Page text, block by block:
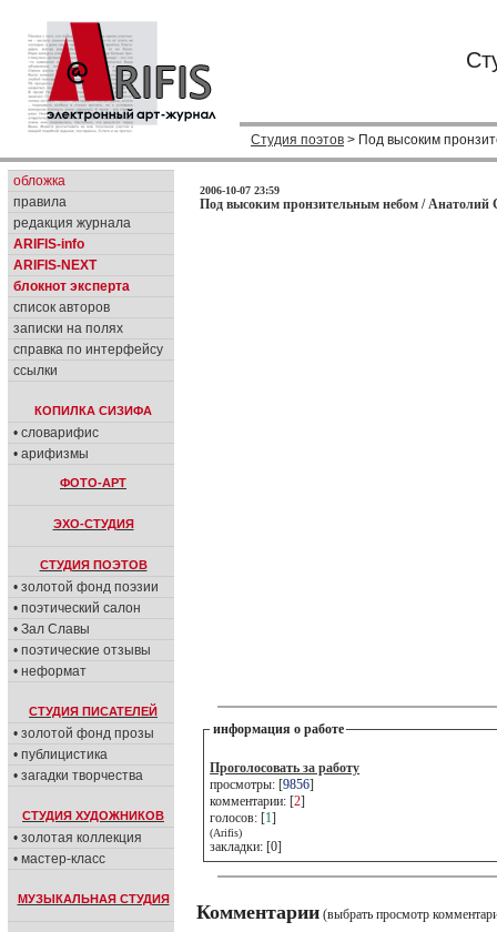
Студия поэтов > Под высоким
обложка
правила
редакция журнала
ARIFIS-info
ARIFIS-NEXT
блокнот эксперта
список авторов
записки на полях
справка по интерфейсу
ссылки
КОПИЛКА СИЗИФА
• словарифис
• арифизмы
ФОТО-АРТ
ЭХО-СТУДИЯ
СТУДИЯ ПОЭТОВ
• золотой фонд поэзии
• поэтический салон
• Зал Славы
• поэтические отзывы
• неформат
СТУДИЯ ПИСАТЕЛЕЙ
• золотой фонд прозы
• публицистика
• загадки творчества
СТУДИЯ ХУДОЖНИКОВ
• золотая коллекция
• мастер-класс
МУЗЫКАЛЬНАЯ СТУДИЯ
2006-10-07 23:59
Под высоким пронзительным небом / Анатолий
информация о работе
Проголосовать за работу
просмотры: [9856]
комментарии: [2]
голосов: [1]
(Arifis)
закладки: [0]
Комментарии (выбрать просмотр